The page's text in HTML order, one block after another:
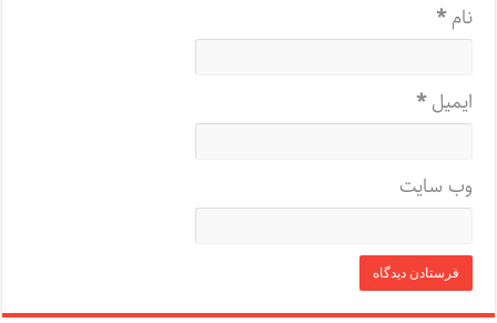
نام*
ایمیل*
وب‌ سایت